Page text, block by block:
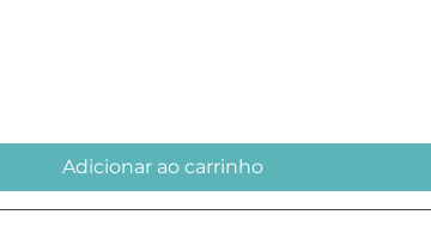
Adicionar ao carrinho